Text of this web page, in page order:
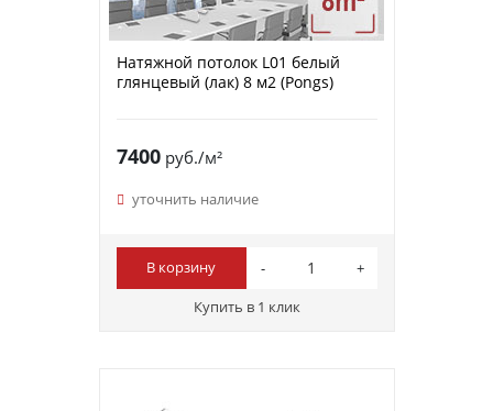
Натяжной потолок L01 белый
глянцевый (лак) 8 м2 (Pongs)
7400руб./м²
уточнить наличие
В корзину
Купить в 1 клик